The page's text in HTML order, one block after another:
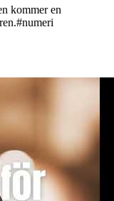
kommer en